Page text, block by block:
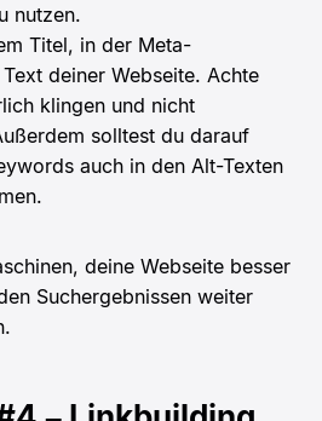
nutzen.
Titel, in der Meta-
deiner Webseite. Achte
klingen und nicht
solltest du darauf
auch in den Alt-Texten
deine Webseite besser
Suchergebnissen weiter